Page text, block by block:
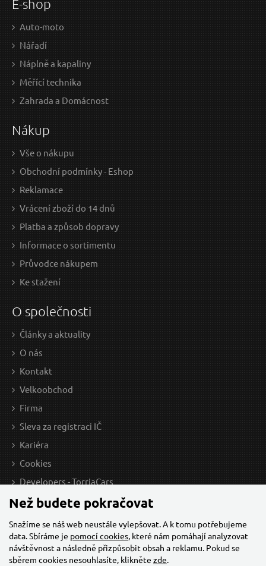
E-shop
Auto-moto
Nářadí
Náplně a kapaliny
Měřící technika
Zahrada a Domácnost
Nákup
Vše o nákupu
Obchodní podmínky - Eshop
Reklamace
Vrácení zboží do 14 dnů
Platba a způsob dopravy
Informace o sortimentu
Průvodce nákupem
Ke stažení
O společnosti
Články a aktuality
O nás
Kontakt
Velkoobchod
Firma
Sleva za registraci IČ
Kariéra
Cookies
Developers - TorriaCars
Než budete pokračovat
Snažíme se náš web neustále vylepšovat. A k tomu potřebujeme
data. Sbíráme je pomocí cookies, které nám pomáhají analyzovat
návštěvnost a následně přizpůsobit obsah a reklamu. Pokud se
sběrem cookies nesouhlasíte, klikněte zde.